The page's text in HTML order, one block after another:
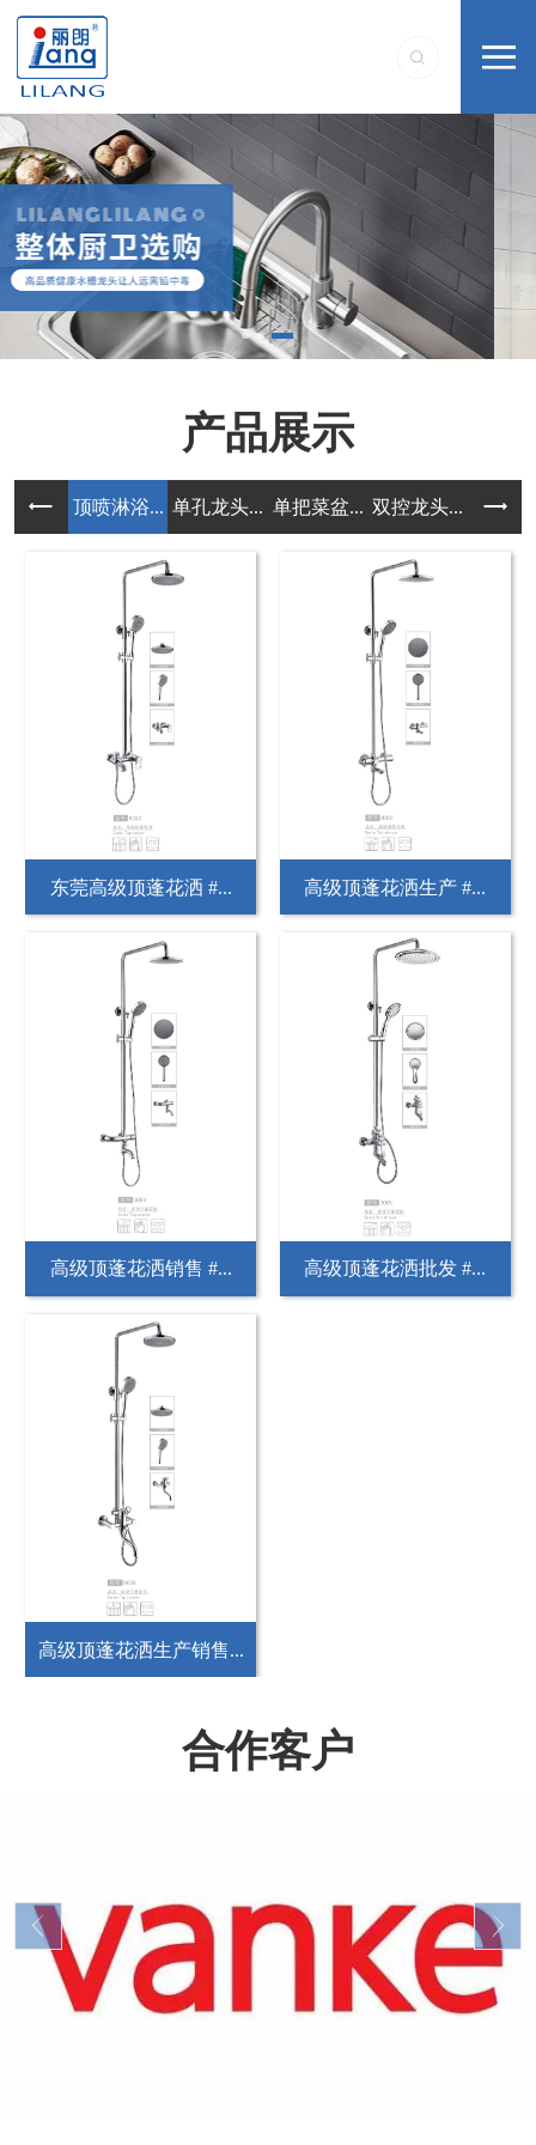
产品展示
顶喷淋浴... 单孔龙头... 单把菜盆... 双控龙头... 单把
东莞高级顶蓬花洒 #... 高级顶蓬花洒生产 #...
高级顶蓬花洒销售 #... 高级顶蓬花洒批发 #...
高级顶蓬花洒生产销售...
合作客户